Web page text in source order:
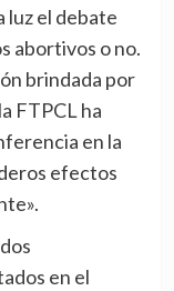
luz el debate
abortivos o no.
brindada por
FTPCL ha
en la
efectos
en el